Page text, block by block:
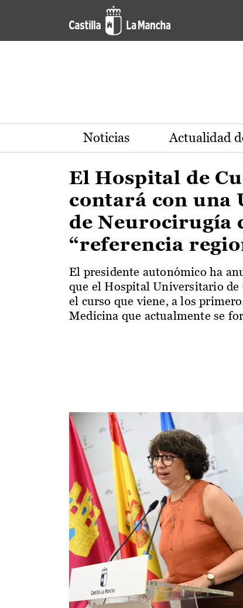
Pasar al contenido principal
Actualidad de la región
Noticias Actualidad
El Hospital de
contará con una
de Neurocirugía
“referencia
El presidente autonómico ha
que el Hospital Universitario de
el curso que viene, a los
Medicina que actualmente se